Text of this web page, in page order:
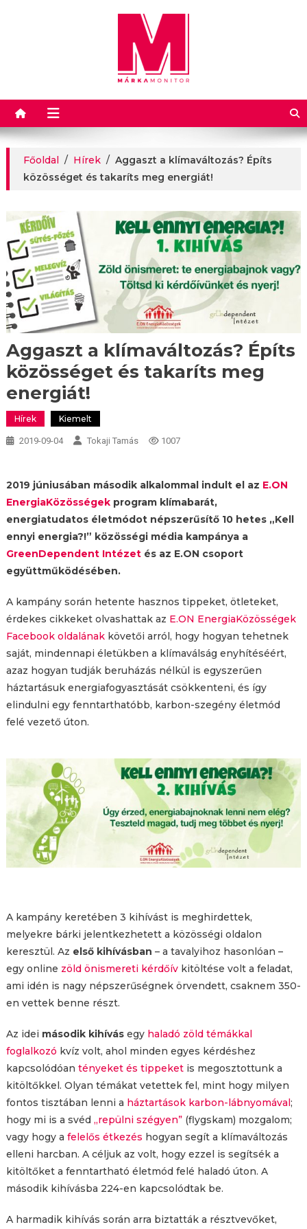
Márkamonitor
Főoldal / Hírek / Aggaszt a klímaváltozás? Építs
közösséget és takaríts meg energiát!
Aggaszt a klímaváltozás? Építs
közösséget és takaríts meg
energiát!
Hírek Kiemelt
2019-09-04 Tokaji Tamás 1007
2019 júniusában második alkalommal indult el az E.ON
EnergiaKözösségekprogram klímabarát,
energiatudatos életmódot népszerűsítő 10 hetes „Kell
ennyi energia?!” közösségi média kampánya a
GreenDependent Intézetés az E.ON csoport
együttműködésében.
A kampány során hetente hasznos tippeket, ötleteket,
érdekes cikkeket olvashattak az E.ON EnergiaKözösségek
Facebook oldalánakkövetői arról, hogy hogyan tehetnek
saját, mindennapi életükben a klímaválság enyhítéséért,
azaz hogyan tudják beruházás nélkül is egyszerűen
háztartásuk energiafogyasztását csökkenteni, és így
elindulni egy fenntarthatóbb, karbon-szegény életmód
felé vezető úton.
A kampány keretében 3 kihívást is meghirdettek,
melyekre bárki jelentkezhetett a közösségi oldalon
keresztül. Az első kihívásban – a tavalyihoz hasonlóan –
egy online zöld önismereti kérdőívkitöltése volt a feladat,
ami idén is nagy népszerűségnek örvendett, csaknem 350-
en vettek benne részt.
Az idei második kihívásegy haladó zöld témákkal
foglalkozó kvíz volt, ahol minden egyes kérdéshez
kapcsolódóan tényeket és tippeketis megosztottunk a
kitöltőkkel. Olyan témákat vetettek fel, mint hogy milyen
fontos tisztában lenni a háztartások karbon-lábnyomával;
hogy mi is a svéd „repülni szégyen”(flygskam) mozgalom;
vagy hogy a felelős étkezés hogyan segít a klímaváltozás
elleni harcban. A céljuk az volt, hogy ezzel is segítsék a
kitöltőket a fenntartható életmód felé haladó úton. A
második kihívásba 224-en kapcsolódtak be.
A harmadik kihívás során arra biztatták a résztvevőket,